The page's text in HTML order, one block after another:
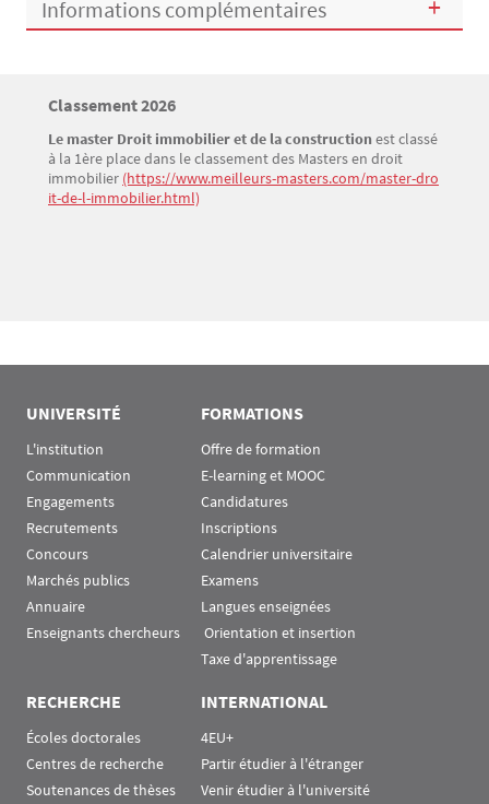
Informations complémentaires
Bloc(s) libre(s)
Titre
Classement 2026
Texte
Le master Droit immobilier et de la construction est classé
à la 1ère place dans le classement des Masters en droit
immobilier (https://www.meilleurs-masters.com/master-dro
it-de-l-immobilier.html)
UNIVERSITÉ
L'institution
Communication
Engagements
Recrutements
Concours
Marchés publics
Annuaire
Enseignants chercheurs
FORMATIONS
Offre de formation
E-learning et MOOC
Candidatures
Inscriptions
Calendrier universitaire
Examens
Langues enseignées
Orientation et insertion
Taxe d'apprentissage
RECHERCHE
Écoles doctorales
Centres de recherche
Soutenances de thèses
INTERNATIONAL
4EU+
Partir étudier à l'étranger
Venir étudier à l'université